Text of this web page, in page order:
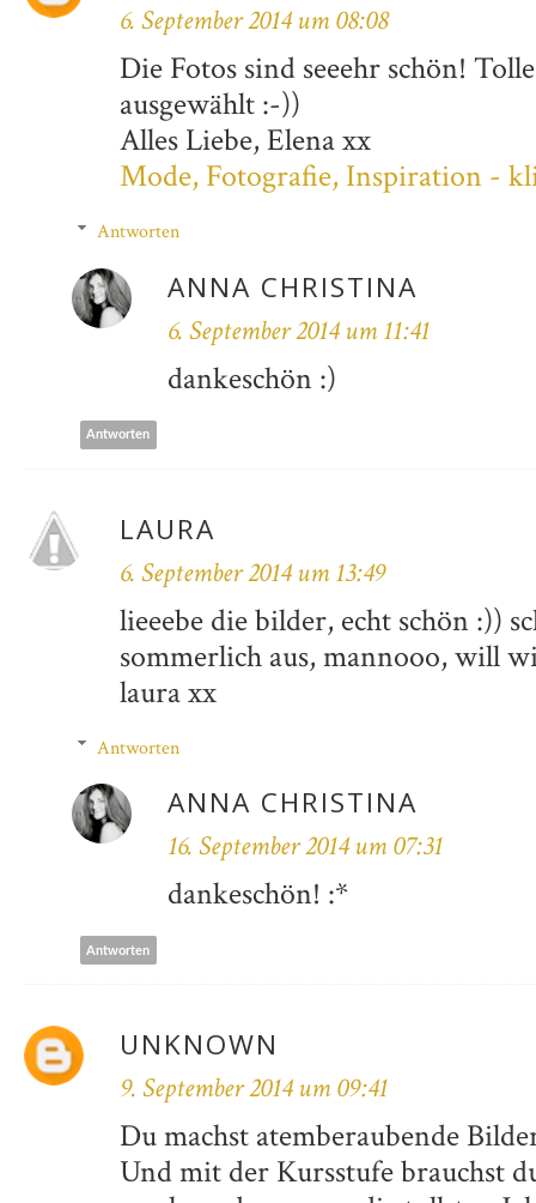
6. September 2014 um 08:08
Die Fotos sind seeehr schön!
ausgewählt :-))
Alles Liebe, Elena xx
Mode, Fotografie, Inspiration -
Antworten
ANNA CHRISTINA
6. September 2014 um 11:41
dankeschön :)
Antworten
LAURA
6. September 2014 um 13:49
lieeebe die bilder, echt schön :))
sommerlich aus, mannooo, will
laura xx
Antworten
ANNA CHRISTINA
16. September 2014 um 07:31
dankeschön! :*
Antworten
UNKNOWN
9. September 2014 um 09:41
Du machst atemberaubende
Und mit der Kursstufe brauchst